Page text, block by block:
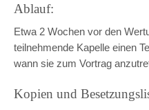
Ablauf:
Etwa 2 Wochen vor den
teilnehmende Kapelle einen
wann sie zum Vortrag
Kopien und